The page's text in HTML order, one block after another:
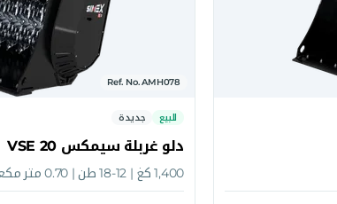
Ref. No. AMH078
للبيع
جديدة
دلو غربلة سيمكس VSE 20
1,400 كغ | 12-18 طن | 0.70 متر مكعب